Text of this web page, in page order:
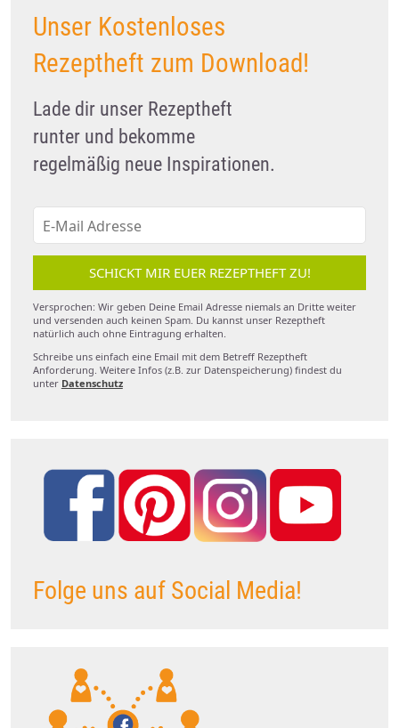
Unser Kostenloses
Rezeptheft zum Download!
Lade dir unser Rezeptheft
runter und bekomme
regelmäßig neue Inspirationen.
SCHICKT MIR EUER REZEPTHEFT ZU!
Versprochen: Wir geben Deine Email Adresse niemals an Dritte weiter
und versenden auch keinen Spam. Du kannst unser Rezeptheft
natürlich auch ohne Eintragung erhalten.
Schreibe uns einfach eine Email mit dem Betreff Rezeptheft
Anforderung. Weitere Infos (z.B. zur Datenspeicherung) findest du
unter Datenschutz
Folge uns auf Social Media!